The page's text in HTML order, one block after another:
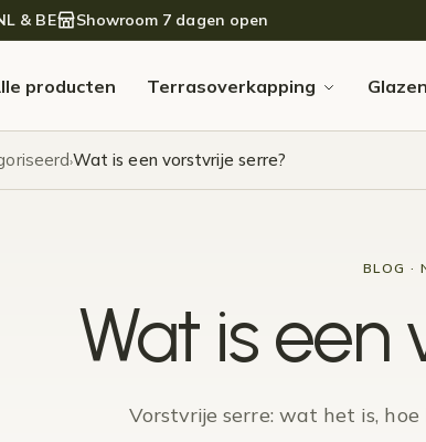
& BE Showroom 7 dagen open
producten Terrasoverkapping
›Wat is een vorstvrije serre?
BLOG ·
Wat is een
Vorstvrije serre: wat het is,